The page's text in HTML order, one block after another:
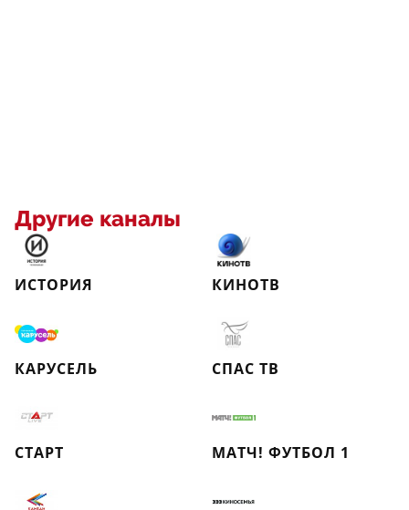
Другие каналы
ИСТОРИЯ КИНОТВ
КАРУСЕЛЬ СПАС ТВ
СТАРТ МАТЧ! ФУТБОЛ 1